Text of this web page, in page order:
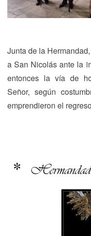
Junta de la
a San Nicolás ante la
entonces la vía de
Señor, según
emprendieron el
de
entradas